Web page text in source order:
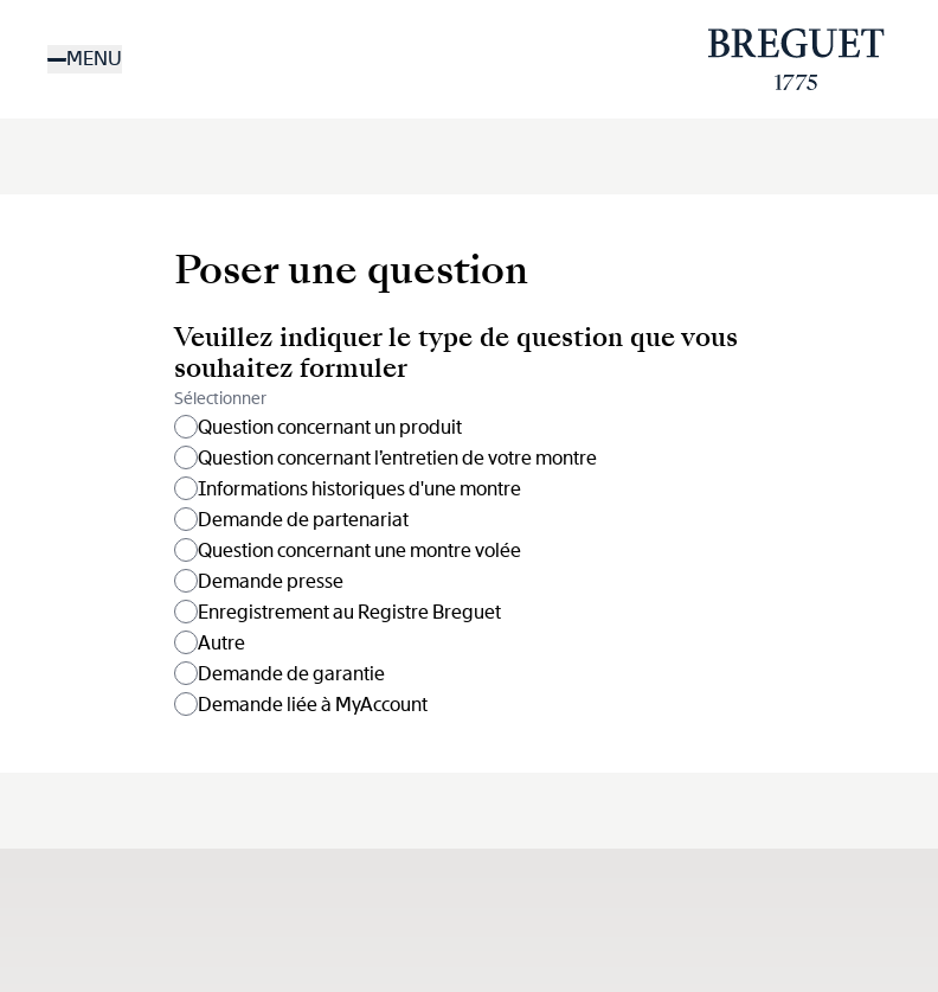
MENU
Poser une question
Veuillez indiquer le type de question que vous
souhaitez formuler
Sélectionner
Question concernant un produit
Question concernant l’entretien de votre montre
Informations historiques d'une montre
Demande de partenariat
Question concernant une montre volée
Demande presse
Enregistrement au Registre Breguet
Autre
Demande de garantie
Demande liée à MyAccount